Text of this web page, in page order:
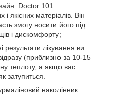
Doctor 101
і якісних матеріалів. Він
змогу носити його під
і дискомфорту;
лікування ви
(приблизно за 10-15
теплоту, а якщо вас
затупиться.
наколінник